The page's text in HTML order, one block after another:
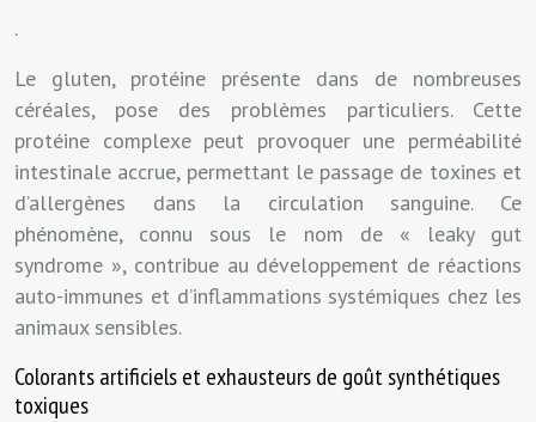
.
Le gluten, protéine présente dans de nombreuses
céréales, pose des problèmes particuliers. Cette
protéine complexe peut provoquer une perméabilité
intestinale accrue, permettant le passage de toxines et
d’allergènes dans la circulation sanguine. Ce
phénomène, connu sous le nom de « leaky gut
syndrome », contribue au développement de réactions
auto-immunes et d’inflammations systémiques chez les
animaux sensibles.
Colorants artificiels et exhausteurs de goût synthétiques
toxiques